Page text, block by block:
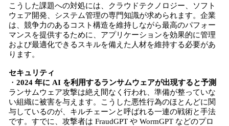
こうした課題への対処には、クラウドテクノロジー、ソフト
ウェア開発、システム管理の専門知識が求められます。企業
は、競争力のあるコスト構造を維持しながら最高のパフォー
マンスを提供するために、アプリケーションを効果的に管理
および最適化できるスキルを備えた人材を維持する必要があ
ります。
セキュリティ
・ 2024 年に AI を利用するランサムウェアが出現すると予測
ランサムウェア攻撃は絶え間なく行われ、準備が整っていな
い組織に被害を与えます。こうした悪性行為のほとんどに関
与しているのが、キルチェーンと呼ばれる一連の戦術と手法
です。すでに、攻撃者は FraudGPT や WormGPT などのプロ